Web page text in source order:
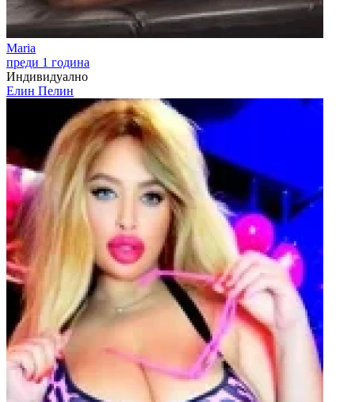
Maria
преди 1 година
Индивидуално
Елин Пелин